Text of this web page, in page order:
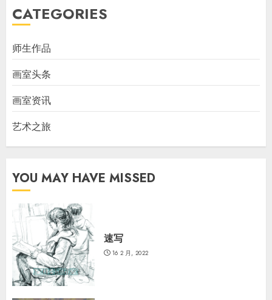
CATEGORIES
师生作品
画室头条
画室资讯
艺术之旅
YOU MAY HAVE MISSED
速写
16 2 月, 2022